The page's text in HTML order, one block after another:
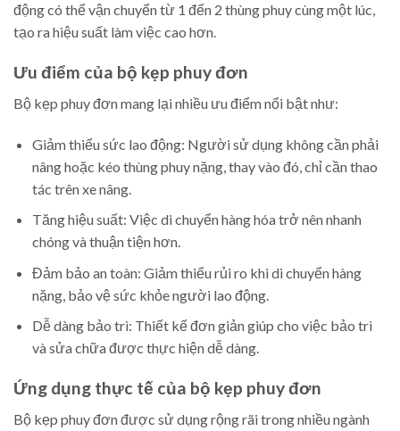
động có thể vận chuyển từ 1 đến 2 thùng phuy cùng một lúc,
tạo ra hiệu suất làm việc cao hơn.
Ưu điểm của bộ kẹp phuy đơn
Bộ kẹp phuy đơn mang lại nhiều ưu điểm nổi bật như:
Giảm thiểu sức lao động: Người sử dụng không cần phải
nâng hoặc kéo thùng phuy nặng, thay vào đó, chỉ cần thao
tác trên xe nâng.
Tăng hiệu suất: Việc di chuyển hàng hóa trở nên nhanh
chóng và thuận tiện hơn.
Đảm bảo an toàn: Giảm thiểu rủi ro khi di chuyển hàng
nặng, bảo vệ sức khỏe người lao động.
Dễ dàng bảo trì: Thiết kế đơn giản giúp cho việc bảo trì
và sửa chữa được thực hiện dễ dàng.
Ứng dụng thực tế của bộ kẹp phuy đơn
Bộ kẹp phuy đơn được sử dụng rộng rãi trong nhiều ngành